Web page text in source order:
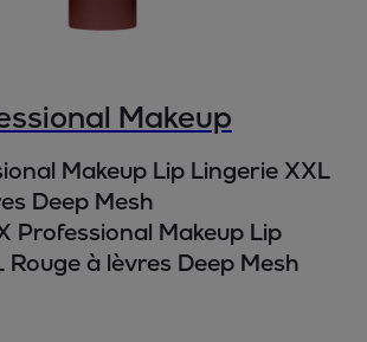
Makeup
Makeup Lip Lingerie XXL
Deep Mesh
Professional Makeup Lip
Rouge à lèvres Deep Mesh